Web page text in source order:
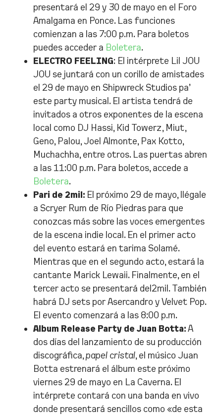
presentará el 29 y 30 de mayo en el Foro
Amalgama en Ponce. Las funciones
comienzan a las 7:00 p.m. Para boletos
puedes acceder a Boletera.
ELECTRO FEELING: El intérprete Lil JOU
JOU se juntará con un corillo de amistades
el 29 de mayo en Shipwreck Studios pa’
este party musical. El artista tendrá de
invitados a otros exponentes de la escena
local como DJ Hassi, Kid Towerz, Miut,
Geno, Palou, Joel Almonte, Pax Kotto,
Muchachha, entre otros. Las puertas abren
a las 11:00 p.m. Para boletos, accede a
Boletera.
Pari de 2mil:El próximo 29 de mayo, llégale
a Scryer Rum de Río Piedras para que
conozcas más sobre las voces emergentes
de la escena indie local. En el primer acto
del evento estará en tarima Solamé.
Mientras que en el segundo acto, estará la
cantante Marick Lewaii. Finalmente, en el
tercer acto se presentará del2mil. También
habrá DJ sets por Asercandro y Velvet Pop.
El evento comenzará a las 8:00 p.m.
Album Release Party de Juan Botta:A
dos días del lanzamiento de su producción
discográfica,papel cristal, el músico Juan
Botta estrenará el álbum este próximo
viernes 29 de mayo en La Caverna. El
intérprete contará con una banda en vivo
donde presentará sencillos como «de esta